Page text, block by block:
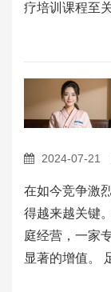
疗培训课程至
2024-07-21
在如今竞争激
得越来越关键
庭经营，一家
显著的增值。